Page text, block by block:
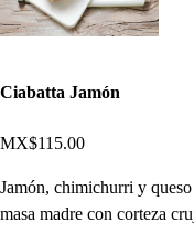
Ciabatta Jamón
MX$115.00
Jamón, chimichurri y
masa madre con corteza